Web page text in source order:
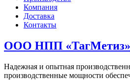
Компания
Доставка
Контакты
ООО НПП «ТагМетиз»
Надежная и опытная
производственные мощности